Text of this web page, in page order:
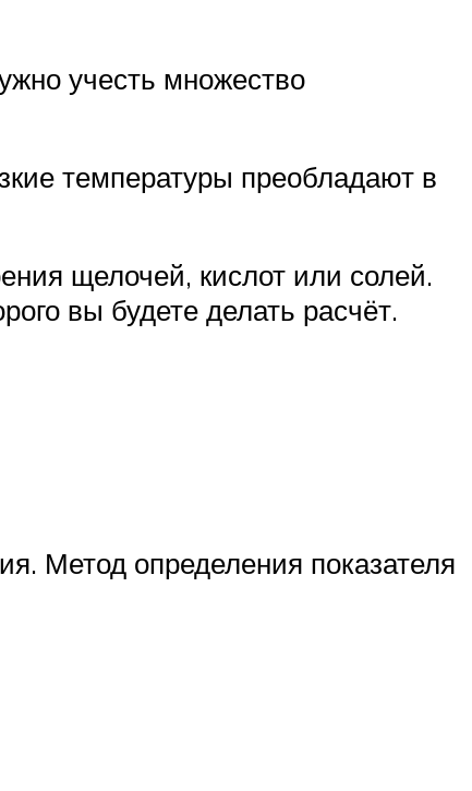
учесть множество
температуры преобладают в
щелочей, кислот или солей.
вы будете делать расчёт.
Метод определения показателя